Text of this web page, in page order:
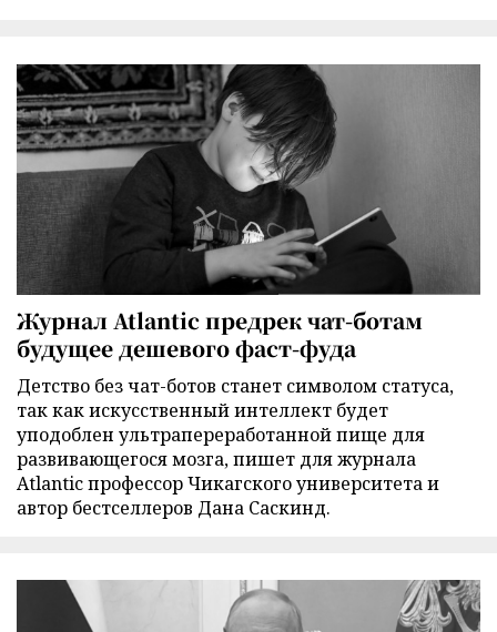
Журнал Atlantic предрек чат-ботам
будущее дешевого фаст-фуда
Детство без чат-ботов станет символом статуса,
так как искусственный интеллект будет
уподоблен ультрапереработанной пище для
развивающегося мозга, пишет для журнала
Atlantic профессор Чикагского университета и
автор бестселлеров Дана Саскинд.